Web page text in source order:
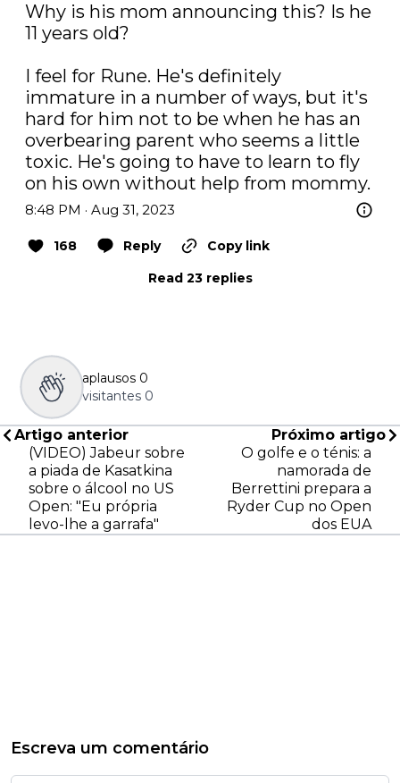
Why is his mom announcing this? Is he
11 years old?
I feel for Rune. He's definitely
immature in a number of ways, but it's
hard for him not to be when he has an
overbearing parent who seems a little
toxic. He's going to have to learn to fly
on his own without help from mommy.
8:48 PM · Aug 31, 2023
168 Reply
Copy link
Read 23 replies
aplausos 0
visitantes 0
Artigo anterior
(VIDEO) Jabeur sobre
a piada de Kasatkina
sobre o álcool no US
Open: "Eu própria
levo-lhe a garrafa"
Próximo artigo
O golfe e o ténis: a
namorada de
Berrettini prepara a
Ryder Cup no Open
dos EUA
Escreva um comentário